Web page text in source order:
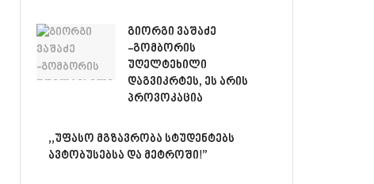
გიორგი ვაშაძე
-გომბორის
უღელტეხილი
დაგვიკრტეს, ეს არის
პროვოკაცია
,,უფასო მგზავრობა სტუდენტებს
ავტობუსებსა და მეტროში!”